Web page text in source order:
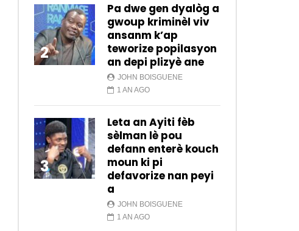
2
Pa dwe gen dyalòg a
gwoup kriminèl viv
ansanm k’ap
teworize popilasyon
an depi plizyè ane
JOHN BOISGUENE
1 AN AGO
3
Leta an Ayiti fèb
sèlman lè pou
defann enterè kouch
moun ki pi
defavorize nan peyi
a
JOHN BOISGUENE
1 AN AGO